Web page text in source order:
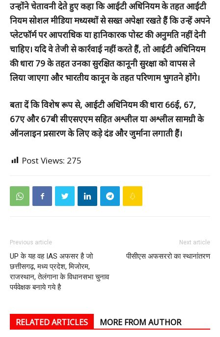
उन्होंने चेतावनी देते हुए कहा कि आईटी अधिनियम के तहत आईटी
नियम सोशल मीडिया मध्यस्थों से सख्त अपेक्षा रखते हैं कि उन्हें अपने
प्लेटफॉर्म पर आपराधिक या हानिकारक पोस्ट की अनुमति नहीं देनी
चाहिए। यदि वे तेजी से कार्रवाई नहीं करते हैं, तो आईटी अधिनियम
की धारा 79 के तहत उनका सुरक्षित कानूनी सुरक्षा को वापस ले
लिया जाएगा और भारतीय कानून के तहत परिणाम भुगतने होंगे।
बता दें कि विशेष रूप से, आईटी अधिनियम की धारा 66ई, 67,
67ए और 67बी सीएसएएम सहित अश्लील या अश्लील सामग्री के
ऑनलाइन प्रसारण के लिए कड़े दंड और जुर्माना लगाती हैं।
Post Views: 275
Previous article
UP के यह वह IAS अफसर है जो
छत्तीसगढ़, मध्य प्रदेश, मिजोरम,
राजस्थान, तेलंगाना के विधानसभा चुनाव
पर्यवेक्षक बनाये गये है
Next article
पीसीएस अफसररो का स्थानांतरण
RELATED ARTICLES MORE FROM AUTHOR